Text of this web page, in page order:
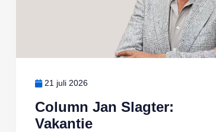
Column Jan Slagter:
Vakantie
21 juli 2026